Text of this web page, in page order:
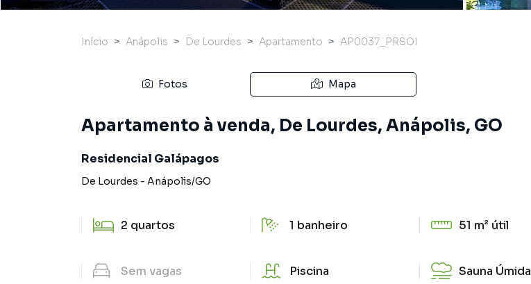
Início Anápolis De Lourdes Apartamento AP0037_PRSOI
Fotos Mapa
Apartamento à venda, De Lourdes, Anápolis, GO
Residencial Galápagos
De Lourdes - Anápolis/GO
2 quartos 1 banheiro 51 m² útil
Sem vagas Piscina Sauna Úmida